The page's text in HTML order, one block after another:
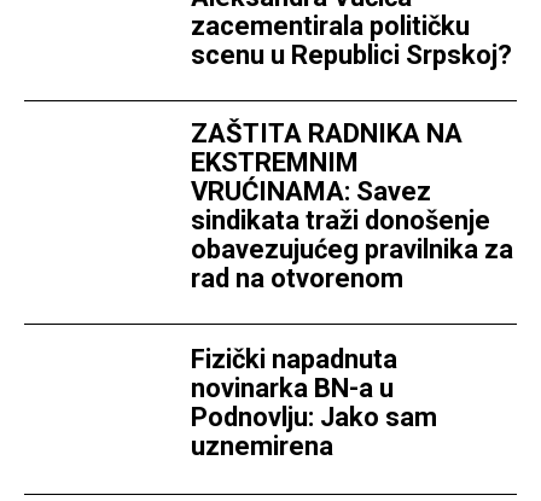
zacementirala političku
scenu u Republici Srpskoj?
ZAŠTITA RADNIKA NA
EKSTREMNIM
VRUĆINAMA: Savez
sindikata traži donošenje
obavezujućeg pravilnika za
rad na otvorenom
Fizički napadnuta
novinarka BN-a u
Podnovlju: Jako sam
uznemirena